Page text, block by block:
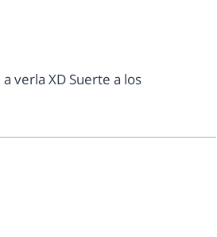
verla XD Suerte a los